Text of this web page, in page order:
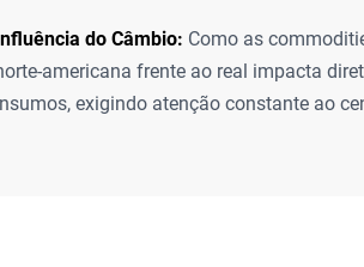
do Câmbio: Como as
americana frente ao real impacta
exigindo atenção constante ao